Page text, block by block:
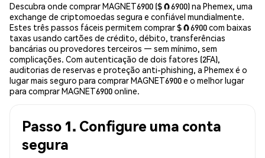
Descubra onde comprar MAGNET6900 ($🧲6900) na Phemex, uma
exchange de criptomoedas segura e confiável mundialmente.
Estes três passos fáceis permitem comprar $🧲6900 com baixas
taxas usando cartões de crédito, débito, transferências
bancárias ou provedores terceiros — sem mínimo, sem
complicações. Com autenticação de dois fatores (2FA),
auditorias de reservas e proteção anti-phishing, a Phemex é o
lugar mais seguro para comprar MAGNET6900 e o melhor lugar
para comprar MAGNET6900 online.
Passo 1. Configure uma conta
segura